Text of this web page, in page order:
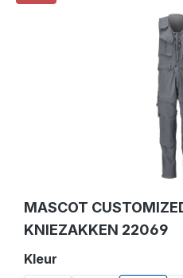
MASCOT
KNIEZAKKEN 22069
Selecteer
Kleur